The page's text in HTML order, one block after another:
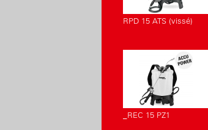
RPD 15 ATS (vissé)
_REC 15 PZ1